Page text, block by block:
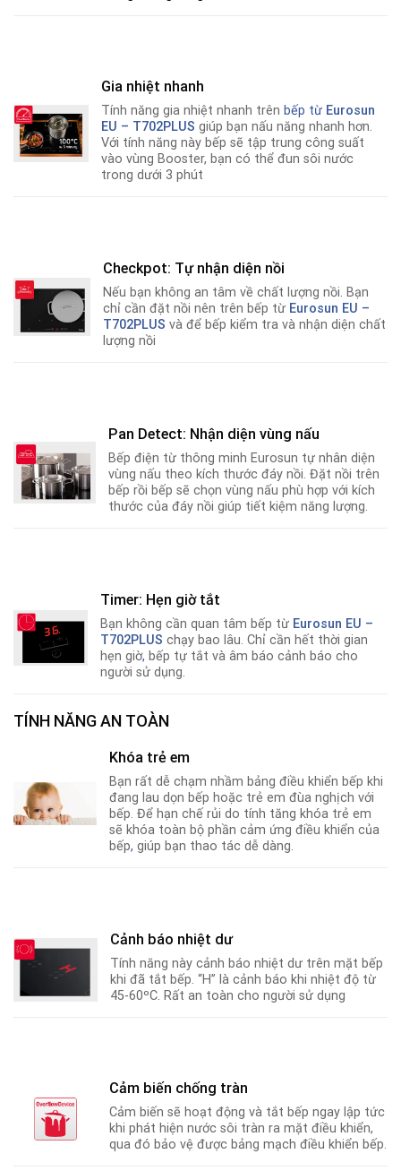
Gia nhiệt nhanh
Tính năng gia nhiệt nhanh trênbếp từ Eurosun
EU – T702PLUS giúp bạn nấu năng nhanh hơn.
Với tính năng này bếp sẽ tập trung công suất
vào vùng Booster, bạn có thể đun sôi nước
trong dưới 3 phút
Checkpot: Tự nhận diện nồi
Nếu bạn không an tâm về chất lượng nồi. Bạn
chỉ cần đặt nồi nên trên bếp từ Eurosun EU –
T702PLUS và để bếp kiểm tra và nhận diện chất
lượng nồi
Pan Detect: Nhận diện vùng nấu
Bếp điện từ thông minh Eurosun tự nhân diện
vùng nấu theo kích thước đáy nồi. Đặt nồi trên
bếp rồi bếp sẽ chọn vùng nấu phù hợp với kích
thước của đáy nồi giúp tiết kiệm năng lượng.
Timer: Hẹn giờ tắt
Bạn không cần quan tâm bếp từ Eurosun EU –
T702PLUS chạy bao lâu. Chỉ cần hết thời gian
hẹn giờ, bếp tự tắt và âm báo cảnh báo cho
người sử dụng.
TÍNH NĂNG AN TOÀN
Khóa trẻ em
Bạn rất dễ chạm nhầm bảng điều khiển bếp khi
đang lau dọn bếp hoặc trẻ em đùa nghịch với
bếp. Để hạn chế rủi do tính tăng khóa trẻ em
sẽ khóa toàn bộ phần cảm ứng điều khiển của
bếp, giúp bạn thao tác dễ dàng.
Cảnh báo nhiệt dư
Tính năng này cảnh báo nhiệt dư trên mặt bếp
khi đã tắt bếp. “H” là cảnh báo khi nhiệt độ từ
45-60ºC. Rất an toàn cho người sử dụng
Cảm biến chống tràn
Cảm biến sẽ hoạt động và tắt bếp ngay lập tức
khi phát hiện nước sôi tràn ra mặt điều khiển,
qua đó bảo vệ được bảng mạch điều khiển bếp.